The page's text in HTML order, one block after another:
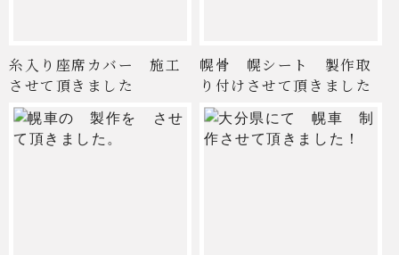
糸入り座席カバー 施工
させて頂きました
幌骨 幌シート 製作取
り付けさせて頂きました